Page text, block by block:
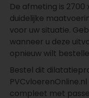
De afmeting is 2700
duidelijke
voor uw situatie.
wanneer u deze
opnieuw wilt
Bestel dit
compleet met